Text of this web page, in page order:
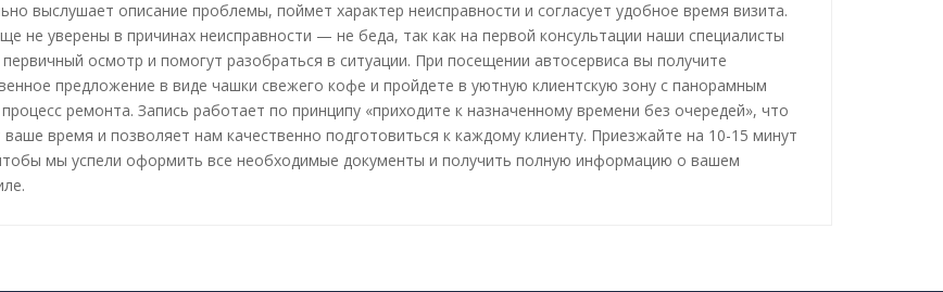
выслушает описание проблемы, поймет характер неисправности и согласует удобное время визита.
не уверены в причинах неисправности — не беда, так как на первой консультации наши специалисты
осмотр и помогут разобраться в ситуации. При посещении автосервиса вы получите
предложение в виде чашки свежего кофе и пройдете в уютную клиентскую зону с панорамным
ремонта. Запись работает по принципу «приходите к назначенному времени без очередей», что
время и позволяет нам качественно подготовиться к каждому клиенту. Приезжайте на 10-15 минут
мы успели оформить все необходимые документы и получить полную информацию о вашем